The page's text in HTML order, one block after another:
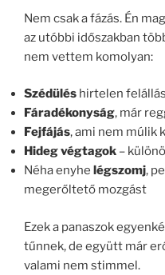
Nem csak a fázás. Én
az utóbbi időszakban
nem vettem komolyan:
Szédülés hirtelen
Fáradékonyság, már
Fejfájás, ami nem múlik
Hideg végtagok –
Néha enyhe légszomj,
megerőltető mozgást
Ezek a panaszok
tűnnek, de együtt már
valami nem stimmel.